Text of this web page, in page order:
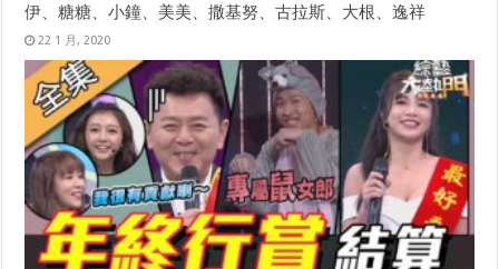
伊、糖糖、小鐘、美美、撒基努、古拉斯、大根、逸祥
22 1 月, 2020